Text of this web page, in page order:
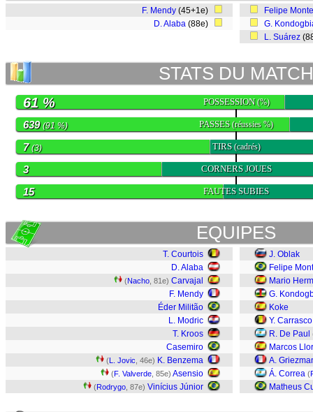
F. Mendy (45+1e)
D. Alaba (88e)
Felipe
G.
L. Suárez
STATS DU MATCH
POSSESSION(%)
61 %
PASSES(réussies %)
639(91 %)
TIRS(cadrés)
7(3)
CORNERS JOUES
3
FAUTES SUBIES
15
EQUIPES
T. Courtois
D. Alaba
(Nacho , 81e) Carvajal
F. Mendy
Éder Militão
L. Modric
T. Kroos
Casemiro
(L. Jovic , 46e) K. Benzema
(F. Valverde , 85e) Asensio
(Rodrygo , 87e) Vinícius Júnior
J. Oblak
Felipe
Mario
G.
Koke
Y. Carrasco
R. De Paul
Marcos
A.
Á. Correa (
Matheus